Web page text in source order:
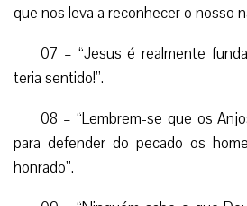
que nos leva a reconhecer o nosso
07 – “Jesus é realmente
teria sentido!”.
08 – “Lembrem-se que os
para defender do pecado os
honrado”.